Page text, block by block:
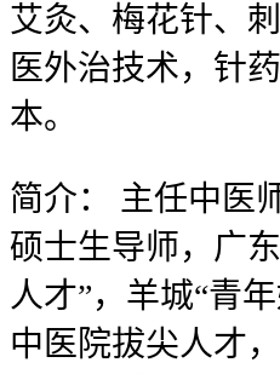
艾灸、梅花针、
医外治技术，针
本。
简介：
主任中医
硕士生导师，广
人才”，羊城“青
中医院拔尖人才